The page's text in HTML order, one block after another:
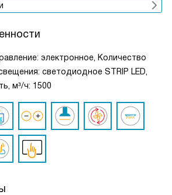
электронное, Количество
светодиодное STRIP LED,
м³/ч: 1500